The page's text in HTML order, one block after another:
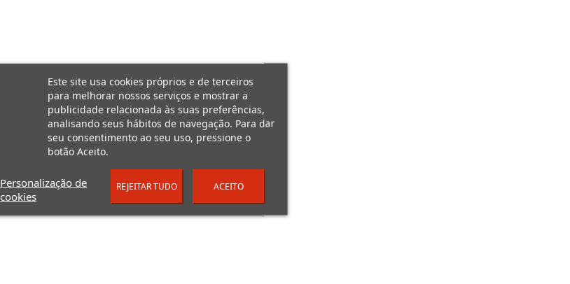
Este site usa cookies próprios e de terceiros
para melhorar nossos serviços e mostrar a
publicidade relacionada às suas preferências,
analisando seus hábitos de navegação. Para dar
seu consentimento ao seu uso, pressione o
botão Aceito.
Personalização de
cookies
REJEITAR TUDO ACEITO